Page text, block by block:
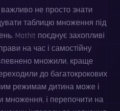
важливо не просто знати
таблицю множення під
MathIt поєднує захопливі
на час і самостійну
множили, краще
до багатокрокових
режимам дитина може і
множення, і перепочити на